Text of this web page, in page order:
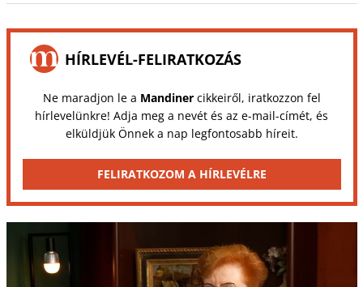
HÍRLEVÉL-FELIRATKOZÁS
Ne maradjon le a Mandinercikkeiről, iratkozzon fel
hírlevelünkre! Adja meg a nevét és az e-mail-címét, és
elküldjük Önnek a nap legfontosabb híreit.
FELIRATKOZOM A HÍRLEVÉLRE